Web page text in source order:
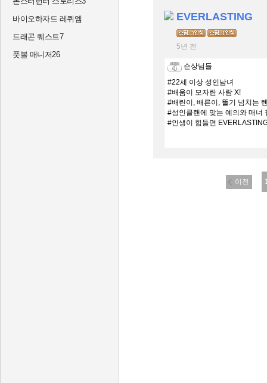
바이오하자드 레퀴엠
드래곤 퀘스트7
풋볼 매니저26
EVERLASTING
5년 전
슨상님들
#22세 이상 성인남녀
#배움이 모자란 사람 X!
#배린이, 배른이, 똘기 넘치는
#성인클랜에 맞는 예의와 매너
#인생이 힘들면
이전